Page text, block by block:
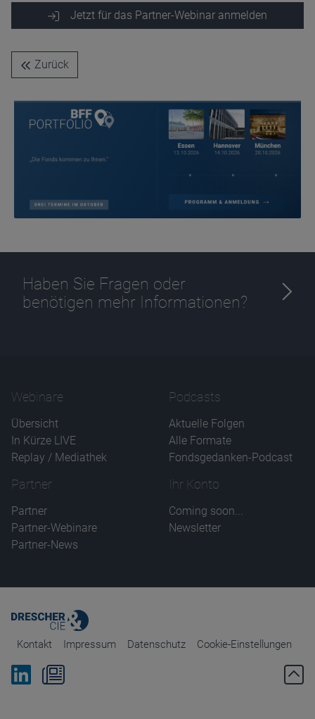
Jetzt für das Partner-Webinar anmelden
Zurück
Haben Sie Fragen oder
benötigen mehr Informationen?
Webinare
Übersicht
In Kürze LIVE
Replay / Mediathek
Podcasts
Aktuelle Folgen
Alle Formate
Fondsgedanken-Podcast
Partner
Partner
Partner-Webinare
Partner-News
Ihr Konto
Coming soon...
Newsletter
Kontakt Impressum Datenschutz Cookie-Einstellungen
Bei Linkedin folgen
Zum Newsletter anmelden
Name
CPref
Zweck
Ablauf
1 Jahr